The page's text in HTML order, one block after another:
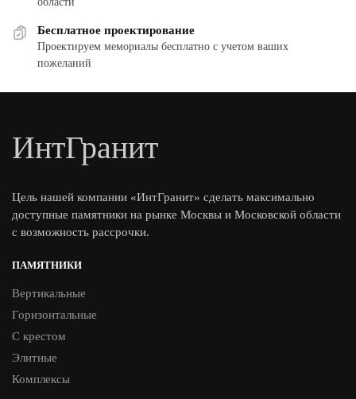
Бесплатное проектирование
Проектируем мемориалы бесплатно с учетом ваших
пожеланий
ИнтГранит
Цель нашей компании «ИнтГранит» сделать максимально
доступные памятники на рынке Москвы и Московской области
с возможность рассрочки.
ПАМЯТНИКИ
Вертикальные
Горизонтальные
С крестом
Элитные
Комплексы